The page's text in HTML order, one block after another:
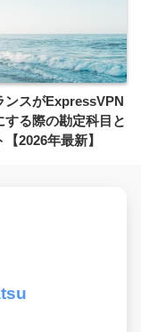
ンスがExpressVPN
する際の勘定科目と
【2026年最新】